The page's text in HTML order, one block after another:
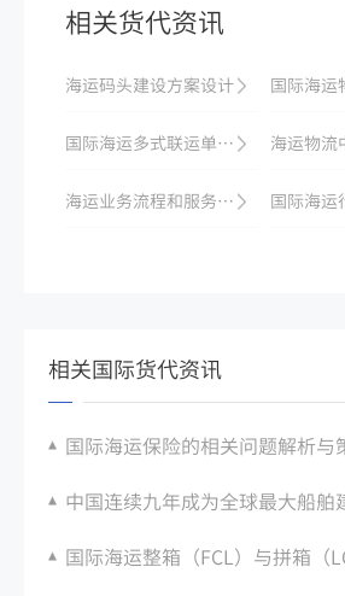
相关货代资讯
海运码头建设方案设计
国际海运多式联运单据：与海运提单差异对比
海运业务流程和服务标准
相关国际货代资讯
国际海运保险的相关问题解析与
中国连续九年成为全球最大船舶建造国，海运
国际海运整箱（FCL）与拼箱（LCL）成